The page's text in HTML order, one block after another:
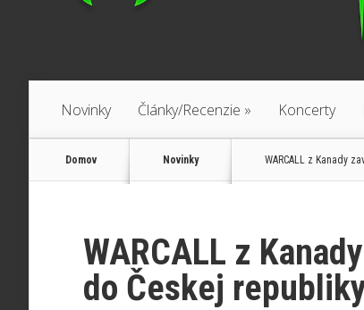
Novinky Články/Recenzie » Koncerty
Domov Novinky WARCALL z Kanady
WARCALL z
do Českej